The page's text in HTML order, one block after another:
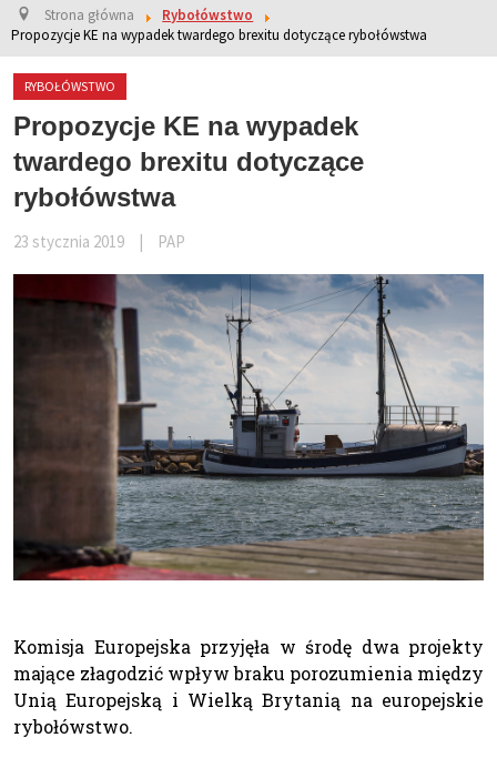
Strona główna
Rybołówstwo
Propozycje KE na wypadek twardego brexitu dotyczące rybołówstwa
RYBOŁÓWSTWO
Propozycje KE na wypadek
twardego brexitu dotyczące
rybołówstwa
23 stycznia 2019 PAP
Komisja Europejska przyjęła w środę dwa projekty
mające złagodzić wpływ braku porozumienia między
Unią Europejską i Wielką Brytanią na europejskie
rybołówstwo.